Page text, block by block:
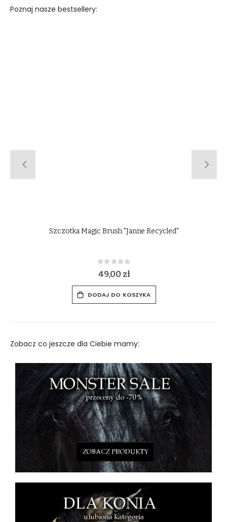
Poznaj nasze bestsellery:
Szczotka Magic Brush "Janne Recycled"
Rating:
0%
49,00 zł
DODAJ DO KOSZYKA
Zobacz co jeszcze dla Ciebie mamy: